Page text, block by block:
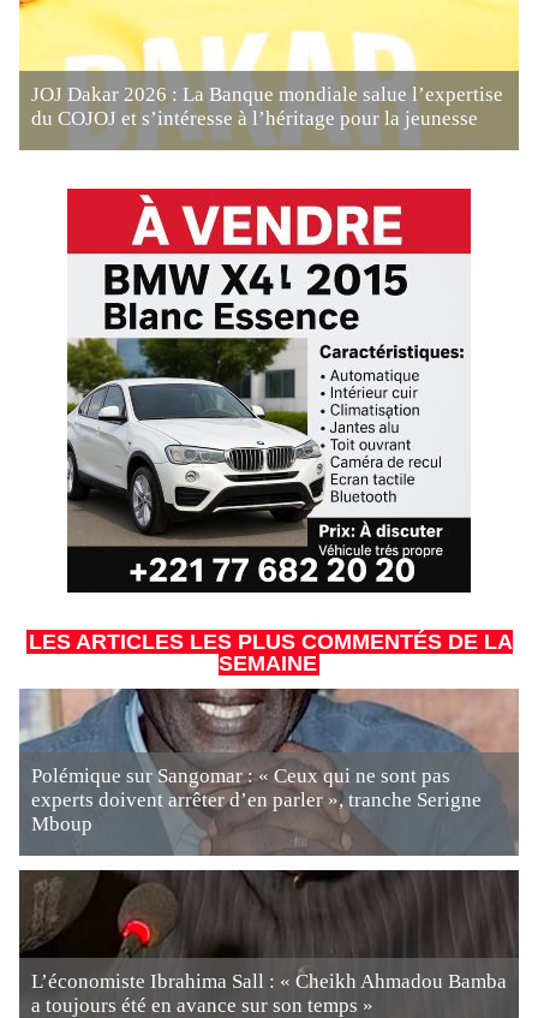
JOJ Dakar 2026 : La Banque mondiale salue l’expertise
du COJOJ et s’intéresse à l’héritage pour la jeunesse
LES ARTICLES LES PLUS COMMENTÉS DE LA
SEMAINE
Polémique sur Sangomar : « Ceux qui ne sont pas
experts doivent arrêter d’en parler », tranche Serigne
Mboup
L’économiste Ibrahima Sall : « Cheikh Ahmadou Bamba
a toujours été en avance sur son temps »